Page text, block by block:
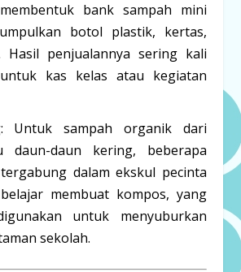
bank sampah mini
botol plastik, kertas,
Hasil penjualannya sering kali
kas kelas atau kegiatan
Untuk sampah organik dari
daun-daun kering, beberapa
dalam ekskul pecinta
membuat kompos, yang
untuk menyuburkan
sekolah.